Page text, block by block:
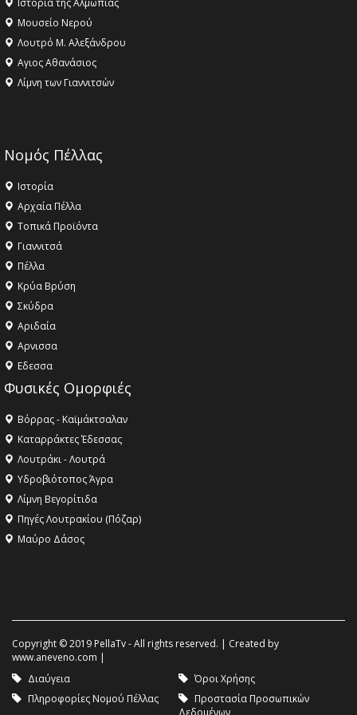
Μουσείο Νερού
Λουτρό Μ. Αλεξάνδρου
Αγιος Αθανάσιος
Λίμνη των Γιαννιτσών
Νομός Πέλλας
Ιστορία
Αρχαία Πέλλα
Τοπικά Προϊόντα
Γιαννιτσά
Πέλλα
Κρύα Βρύση
Σκύδρα
Αριδαία
Aρνισσα
Eδεσσα
Φυσικές Ομορφιές
Βόρρας - Καϊμάκτσαλαν
Καταρράκτες Έδεσσας
Λουτράκι - Λουτρά
Υδροβιότοπος Άγρα
Λίμνη Βεγορίτιδα
Πηγές Λουτρακίου (Πόζαρ)
Μαύρο Δάσος
Copyright © 2019 PellaTv - All rights reserved. | Created by
www.aneveno.com |
Διαύγεια
Όροι Χρήσης
Πληροφορίες Νομού Πέλλας
Προστασία Προσωπικών
Δεδομένων